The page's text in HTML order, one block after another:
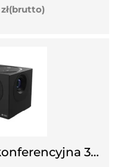
zł(brutto)
Kamera Wideokonferencyjna 360 Stopni INNEX CUBE